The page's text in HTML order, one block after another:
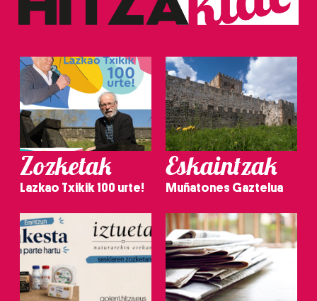
Zozketak
Lazkao Txikik 100 urte!
Eskaintzak
Muñatones Gaztelua